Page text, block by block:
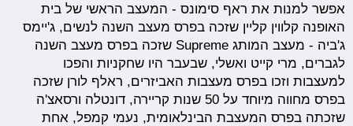
אפשר למנות את ראף סימונס - המעצב הראשי של בית
האופנה קלווין קליין שזכה בפרס מעצב השנה לנשים, ג'יימס
ג'ביה - מעצב המותג Supreme שזכה בפרס מעצב השנה
לגברים, מרי קייט ואשלי, שבעבר היו שחקניות והפכו
למעצבות וזכו בפרס מעצבות האביזרים, ראלף לורן שזכה
בפרס מחווה מיוחד על 50 שנות קריירה, דונטלה ורסאצ'ה
שזכתה בפרס המעצבת הבינלאומית, נעמי קמפל, אחת